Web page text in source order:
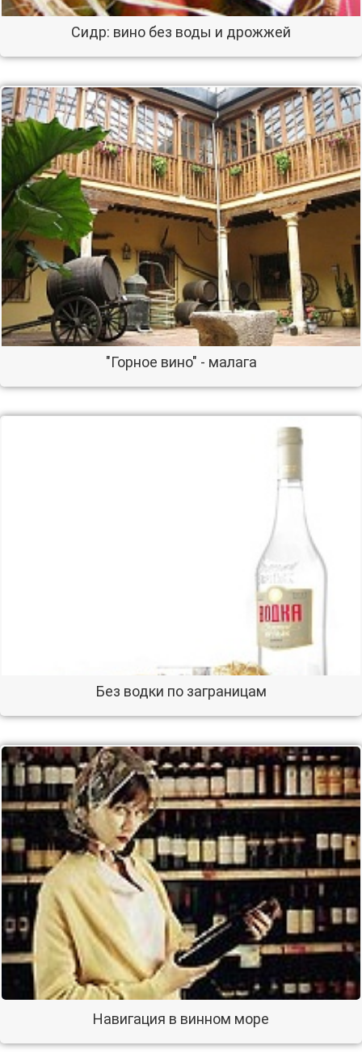
Сидр: вино без воды и дрожжей
"Горное вино" - малага
Без водки по заграницам
Навигация в винном море